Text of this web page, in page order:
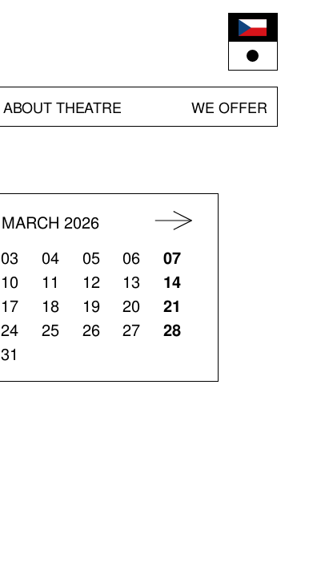
ABOUT THEATRE WE OFFER
MARCH 2026
03 04 05 06
07
10 11 12 13
14
17 18 19 20
21
24 25 26 27
28
31